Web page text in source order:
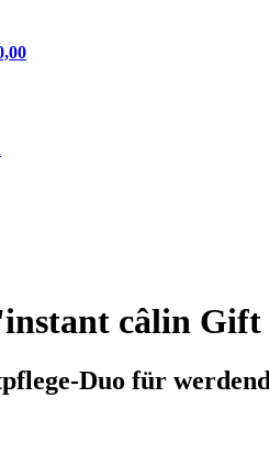
câlin Gift
Duo für